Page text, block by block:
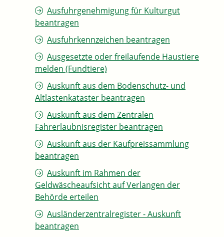
Ausfuhrgenehmigung für Kulturgut
beantragen
Ausfuhrkennzeichen beantragen
Ausgesetzte oder freilaufende Haustiere
melden (Fundtiere)
Auskunft aus dem Bodenschutz- und
Altlastenkataster beantragen
Auskunft aus dem Zentralen
Fahrerlaubnisregister beantragen
Auskunft aus der Kaufpreissammlung
beantragen
Auskunft im Rahmen der
Geldwäscheaufsicht auf Verlangen der
Behörde erteilen
Ausländerzentralregister - Auskunft
beantragen